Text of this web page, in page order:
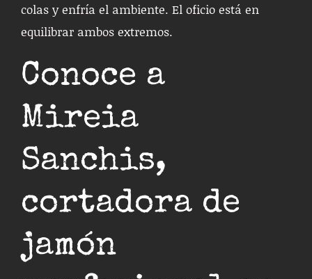
colas y enfría el ambiente. El oficio está en
equilibrar ambos extremos.
Conoce a
Mireia
Sanchis,
cortadora de
jamón